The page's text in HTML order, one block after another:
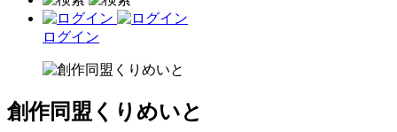
ログイン
創作同盟くりめいと